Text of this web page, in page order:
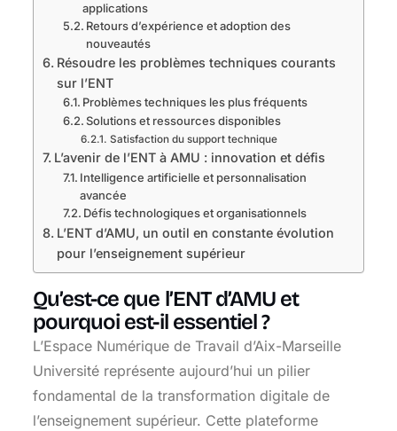
applications
Retours d’expérience et adoption des
nouveautés
Résoudre les problèmes techniques courants
sur l’ENT
Problèmes techniques les plus fréquents
Solutions et ressources disponibles
Satisfaction du support technique
L’avenir de l’ENT à AMU : innovation et défis
Intelligence artificielle et personnalisation
avancée
Défis technologiques et organisationnels
L’ENT d’AMU, un outil en constante évolution
pour l’enseignement supérieur
Qu’est-ce que l’ENT d’AMU et
pourquoi est-il essentiel ?
L’Espace Numérique de Travail d’Aix-Marseille
Université représente aujourd’hui un pilier
fondamental de la transformation digitale de
l’enseignement supérieur. Cette plateforme